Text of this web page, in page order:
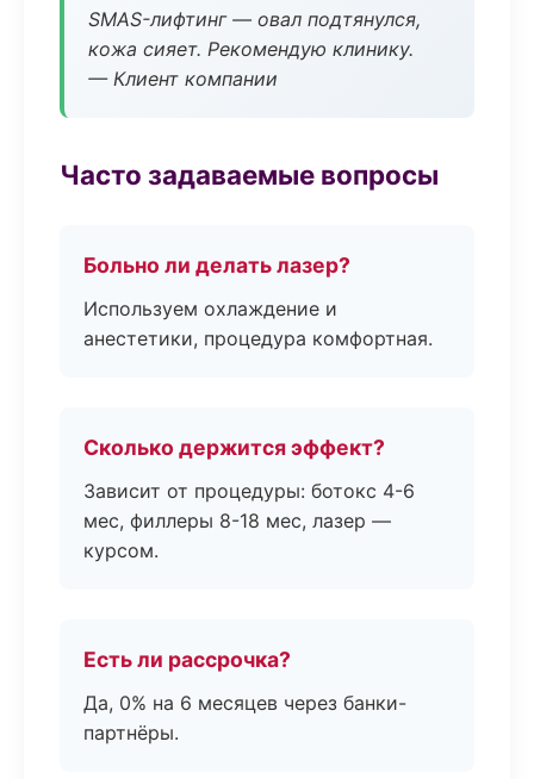
SMAS-лифтинг — овал подтянулся,
кожа сияет. Рекомендую клинику.
— Клиент компании
Часто задаваемые вопросы
Больно ли делать лазер?
Используем охлаждение и
анестетики, процедура комфортная.
Сколько держится эффект?
Зависит от процедуры: ботокс 4-6
мес, филлеры 8-18 мес, лазер —
курсом.
Есть ли рассрочка?
Да, 0% на 6 месяцев через банки-
партнёры.